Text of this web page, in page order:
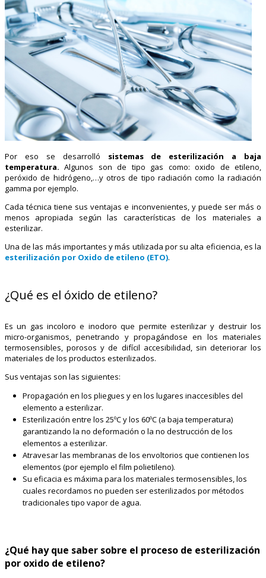
Por eso se desarrolló sistemas de esterilización a baja
temperatura. Algunos son de tipo gas como: oxido de etileno,
peróxido de hidrógeno,…y otros de tipo radiación como la radiación
gamma por ejemplo.
Cada técnica tiene sus ventajas e inconvenientes, y puede ser más o
menos apropiada según las características de los materiales a
esterilizar.
Una de las más importantes y más utilizada por su alta eficiencia, es la
esterilización por Oxido de etileno (ETO).
¿Qué es el óxido de etileno?
Es un gas incoloro e inodoro que permite esterilizar y destruir los
micro-organismos, penetrando y propagándose en los materiales
termosensibles, porosos y de difícil accesibilidad, sin deteriorar los
materiales de los productos esterilizados.
Sus ventajas son las siguientes:
Propagación en los pliegues y en los lugares inaccesibles del
elemento a esterilizar.
Esterilización entre los 25ºC y los 60ºC (a baja temperatura)
garantizando la no deformación o la no destrucción de los
elementos a esterilizar.
Atravesar las membranas de los envoltorios que contienen los
elementos (por ejemplo el film polietileno).
Su eficacia es máxima para los materiales termosensibles, los
cuales recordamos no pueden ser esterilizados por métodos
tradicionales tipo vapor de agua.
¿Qué hay que saber sobre el proceso de esterilización
por oxido de etileno?